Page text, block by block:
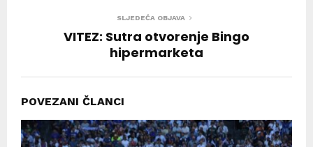
SLJEDEĆA OBJAVA
VITEZ: Sutra otvorenje Bingo
hipermarketa
POVEZANI ČLANCI